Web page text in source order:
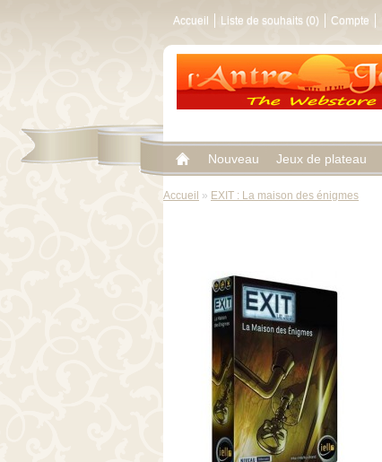
Accueil Liste de souhaits (0) Compte
Nouveau Jeux de plateau
Accueil » EXIT : La maison des énigmes